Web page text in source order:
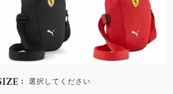
選択してください